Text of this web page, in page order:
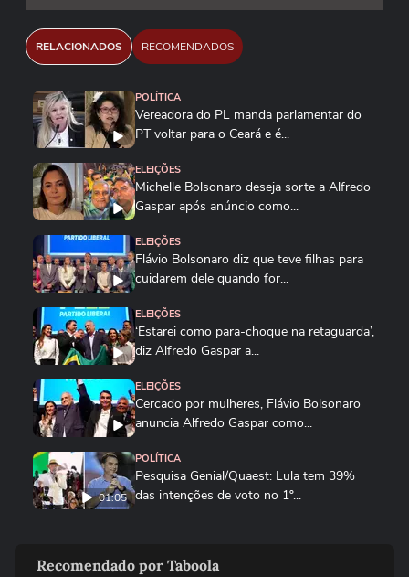
RELACIONADOS RECOMENDADOS
POLÍTICA
Vereadora do PL manda parlamentar do
PT voltar para o Ceará e é...
ELEIÇÕES
Michelle Bolsonaro deseja sorte a Alfredo
Gaspar após anúncio como...
ELEIÇÕES
Flávio Bolsonaro diz que teve filhas para
cuidarem dele quando for...
ELEIÇÕES
‘Estarei como para-choque na retaguarda’,
diz Alfredo Gaspar a...
ELEIÇÕES
Cercado por mulheres, Flávio Bolsonaro
anuncia Alfredo Gaspar como...
01:05
POLÍTICA
Pesquisa Genial/Quaest: Lula tem 39%
das intenções de voto no 1º...
embaixadora do Brasil nos EUA; saiba...
Recomendado por Taboola